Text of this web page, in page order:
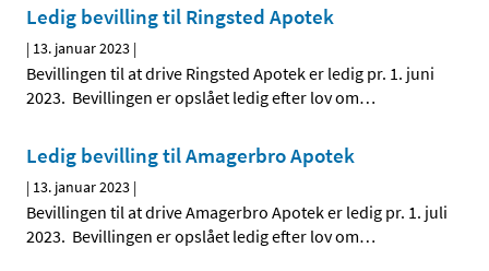
Ledig bevilling til Ringsted Apotek
| 13. januar 2023 |
Bevillingen til at drive Ringsted Apotek er ledig pr. 1. juni
2023. Bevillingen er opslået ledig efter lov om…
Ledig bevilling til Amagerbro Apotek
| 13. januar 2023 |
Bevillingen til at drive Amagerbro Apotek er ledig pr. 1. juli
2023. Bevillingen er opslået ledig efter lov om…